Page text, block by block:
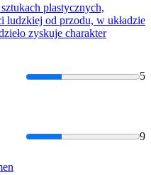
plastycznych,
ludzkiej od przodu, w układzie
zyskuje charakter
5
9